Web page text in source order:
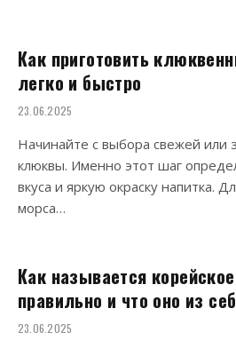
Как приготовить
легко и быстро
23.06.2025
Начинайте с выбора свежей или
клюквы. Именно этот шаг
вкуса и яркую окраску напитка.
морса…
Как называется
правильно и что оно из
23.06.2025